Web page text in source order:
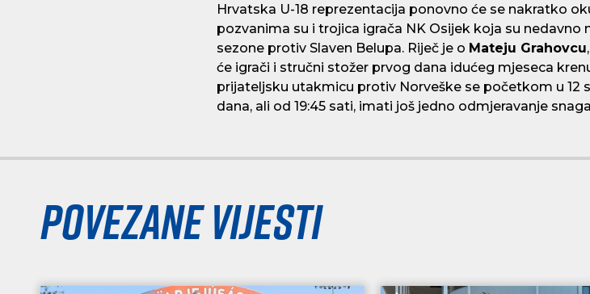
Hrvatska U-18 reprezentacija ponovno će se nakratko
pozvanima su i trojica igrača NK Osijek koja su
sezone protiv Slaven Belupa. Riječ je o Mateju Grahovcu,
će igrači i stručni stožer prvog dana idućeg mjeseca
prijateljsku utakmicu protiv Norveške se početkom u 12
dana, ali od 19:45 sati, imati još jedno odmjeravanje
Povezane vijesti